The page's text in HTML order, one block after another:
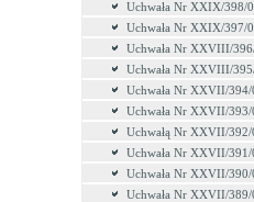
Uchwała Nr XXIX/398/
Uchwała Nr XXIX/397/
Uchwała Nr XXVIII/
Uchwała Nr XXVIII/
Uchwała Nr XXVII/394/
Uchwała Nr XXVII/393/
Uchwałą Nr XXVII/392/
Uchwała Nr XXVII/391/
Uchwała Nr XXVII/390/
Uchwała Nr XXVII/389/